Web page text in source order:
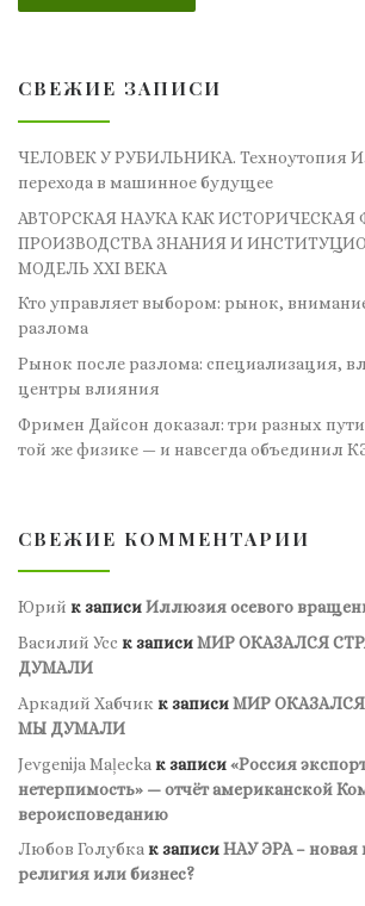
СВЕЖИЕ ЗАПИСИ
ЧЕЛОВЕК У РУБИЛЬНИКА. Техноутопия
перехода в машинное будущее
АВТОРСКАЯ НАУКА КАК ИСТОРИЧЕСКАЯ
ПРОИЗВОДСТВА ЗНАНИЯ И
МОДЕЛЬ XXI ВЕКА
Кто управляет выбором: рынок,
разлома
Рынок после разлома: специализация,
центры влияния
Фримен Дайсон доказал: три разных
той же физике — и навсегда объединил
СВЕЖИЕ КОММЕНТАРИИ
Юрий к записиИллюзия осевого
Василий Усс к записиМИР ОКАЗАЛСЯ
ДУМАЛИ
Аркадий Хабчик к записиМИР
МЫ ДУМАЛИ
Jevgenija Maļecka к записи«Россия
нетерпимость» — отчёт американской
вероисповеданию
Любов Голубкак записиНАУ ЭРА – новая
религия или бизнес?